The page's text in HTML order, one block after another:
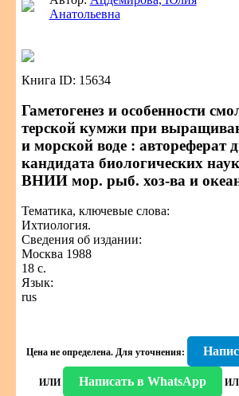
Анатольевна
Книга ID: 15634
Гаметогенез и особенности
терской кумжи при
и морской воде : автореферат
кандидата биологических
ВНИИ мор. рыб. хоз-ва и
Тематика, ключевые слова:
Ихтиология.
Сведения об издании:
Москва 1988
18 с.
Язык:
rus
Цена не определена. Для уточнения:
ИЛИ Написать в WhatsApp